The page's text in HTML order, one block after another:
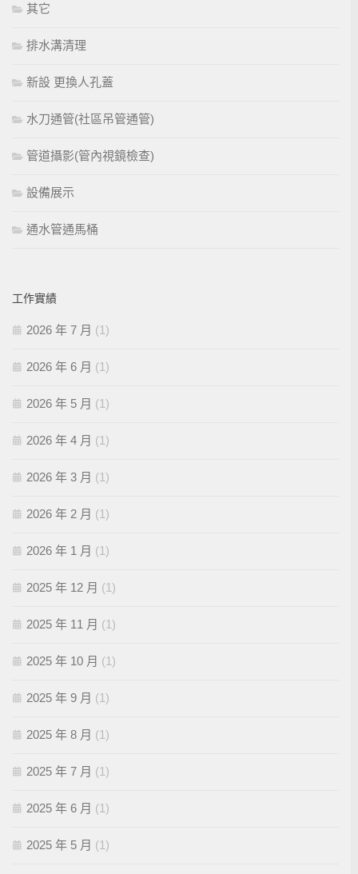
其它
排水溝清理
新設 更換人孔蓋
水刀通管(社區吊管通管)
管道攝影(管內視鏡檢查)
設備展示
通水管通馬桶
工作實績
2026 年 7 月 (1)
2026 年 6 月 (1)
2026 年 5 月 (1)
2026 年 4 月 (1)
2026 年 3 月 (1)
2026 年 2 月 (1)
2026 年 1 月 (1)
2025 年 12 月 (1)
2025 年 11 月 (1)
2025 年 10 月 (1)
2025 年 9 月 (1)
2025 年 8 月 (1)
2025 年 7 月 (1)
2025 年 6 月 (1)
2025 年 5 月 (1)